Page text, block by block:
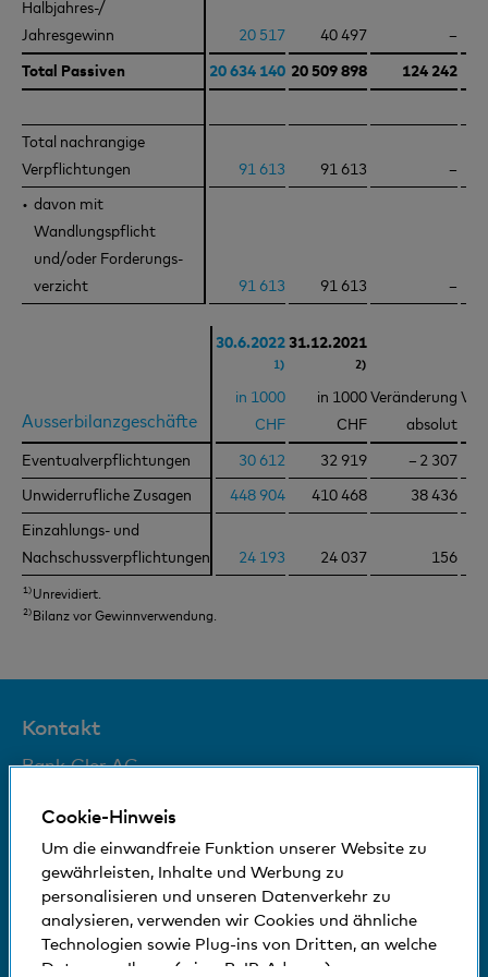
Halbjahres-/
Jahresgewinn
20 517 40 497 –
Total Passiven 20 634 140 20 509 898 124 242
Total nachrangige
Verpflichtungen
91 613 91 613 –
davon mit
Wandlungspflicht
und/oder Forderungs-
verzicht
91 613 91 613 –
Halbjahres-/
Jahresgewinn
Total Passiven
Total nachrangige
Verpflichtungen
davon mit
Wandlungspflicht
und/oder Forderungs-
verzicht
Ausserbilanzgeschäfte
30.6.2022
1)
in 1000
CHF
31.12.2021
2)
in 1000
CHF
Veränderung
absolut
Eventualverpflichtungen 30 612 32 919 – 2 307
Unwiderrufliche Zusagen 448 904 410 468 38 436
Einzahlungs- und
Nachschussverpflichtungen
24 193 24 037 156
Ausserbilanzgeschäfte
Eventualverpflichtungen
Unwiderrufliche Zusagen
Einzahlungs- und
Nachschussverpflichtungen
1) Unrevidiert.
2) Bilanz vor Gewinnverwendung.
Kontakt
Bank Cler AG
4002 Basel
0800 88 99 66
Folgen Sie uns auf
Cookie-Hinweis
Um die einwandfreie Funktion unserer Website zu
gewährleisten, Inhalte und Werbung zu
personalisieren und unseren Datenverkehr zu
analysieren, verwenden wir Cookies und ähnliche
Technologien sowie Plug-ins von Dritten, an welche
Daten von Ihnen (wie z.B. IP-Adresse)